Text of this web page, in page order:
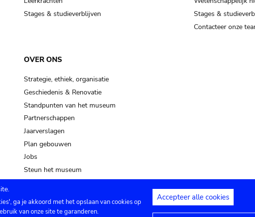
Stages & studieverblijven
Stages &
Contacteer onze
OVER ONS
Strategie, ethiek, organisatie
Geschiedenis & Renovatie
Standpunten van het museum
Partnerschappen
Jaarverslagen
Plan gebouwen
Jobs
Steun het museum
Privacy instellingen Juridische mededelingen
ga je akkoord met het opslaan van cookies op
van onze site te garanderen.
Accepteer alle cookies